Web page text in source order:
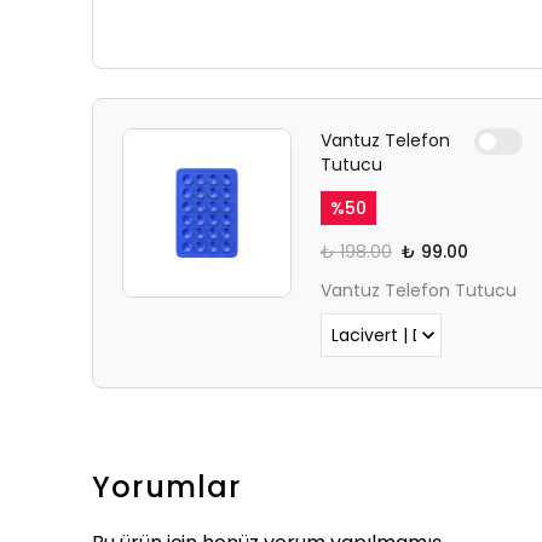
Vantuz Telefon
Tutucu
%50
₺ 198.00 ₺ 99.00
Vantuz Telefon Tutucu
Yorumlar